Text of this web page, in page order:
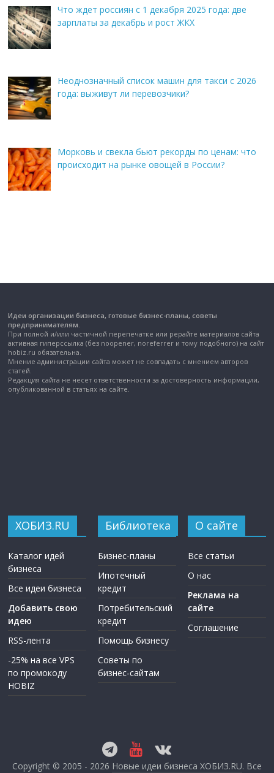
Что ждет россиян с 1 декабря 2025 года: две
зарплаты за декабрь и рост ЖКХ
Неоднозначный список машин для такси с 2026
года: выживут ли перевозчики?
Морковь и свекла бьют рекорды по ценам: что
происходит на рынке овощей в России?
Идеи организации бизнеса, готовые бизнес-планы, советы
предпринимателям.
При полной и/или частичной перепечатке или рерайте материалов сайта
активная гиперссылка (без noopener, noreferrer и тому подобного) на сайт
hobiz.ru обязательна.
Мнение администрации сайта может не совпадать с мнением авторов
статей.
Редакция сайта не несет ответственности за достоверность информации,
опубликованной в статьях на сайте.
ХОБИЗ.RU
Каталог идей
бизнеса
Все идеи бизнеса
Добавить свою
идею
RSS-лента
-25% на все VPS
по промокоду
HOBIZ
Библиотека
Бизнес-планы
Ипотечный
кредит
Потребительский
кредит
Помощь бизнесу
Советы по
бизнес-сайтам
О сайте
Все статьи
О нас
Реклама на
сайте
Соглашение
Copyright © 2005 - 2026 Новые идеи бизнеса ХОБИЗ.RU. Все